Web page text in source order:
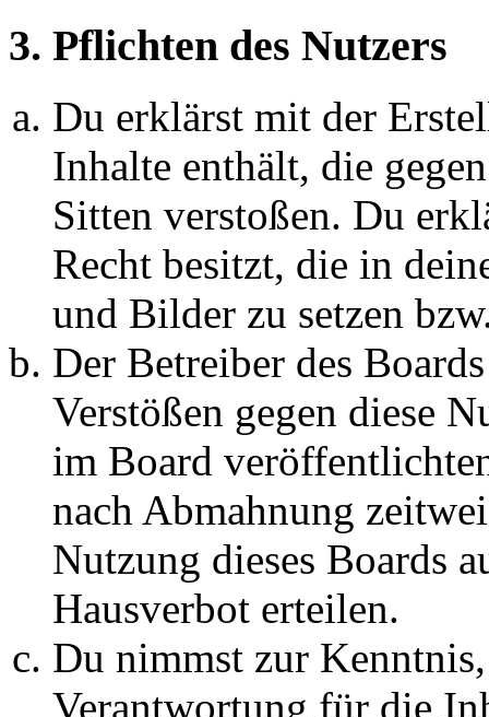
3. Pflichten des Nutzers
Du erklärst mit der
Inhalte enthält, die
Sitten verstoßen. Du
Recht besitzt, die in
und Bilder zu setzen
Der Betreiber des
Verstößen gegen diese
im Board
nach Abmahnung
Nutzung dieses Boards
Hausverbot erteilen.
Du nimmst zur
Verantwortung für die